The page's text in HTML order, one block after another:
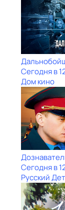
Сегодня в
Дом кино
Сегодня в
Русский